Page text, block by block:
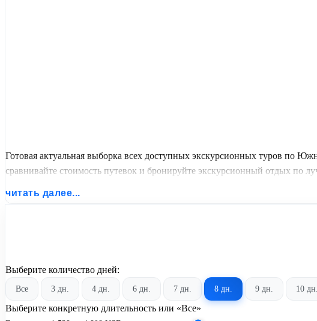
Готовая актуальная выборка всех доступных экскурсионных туров по
сравнивайте стоимость путевок и бронируйте экскурсионный отдых по
читать далее...
Выберите количество дней:
Все 3 дн. 4 дн. 6 дн. 7 дн. 8 дн. 9 дн. 10 дн.
Выберите конкретную длительность или «Все»